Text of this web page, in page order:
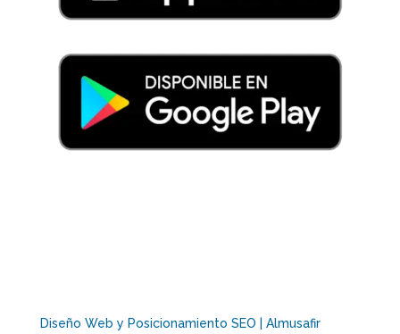
Diseño Web y Posicionamiento SEO | Almusafir